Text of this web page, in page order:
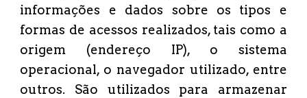
informações e dados sobre os tipos e
formas de acessos realizados, tais como a
origem (endereço IP), o sistema
operacional, o navegador utilizado, entre
outros. São utilizados para armazenar